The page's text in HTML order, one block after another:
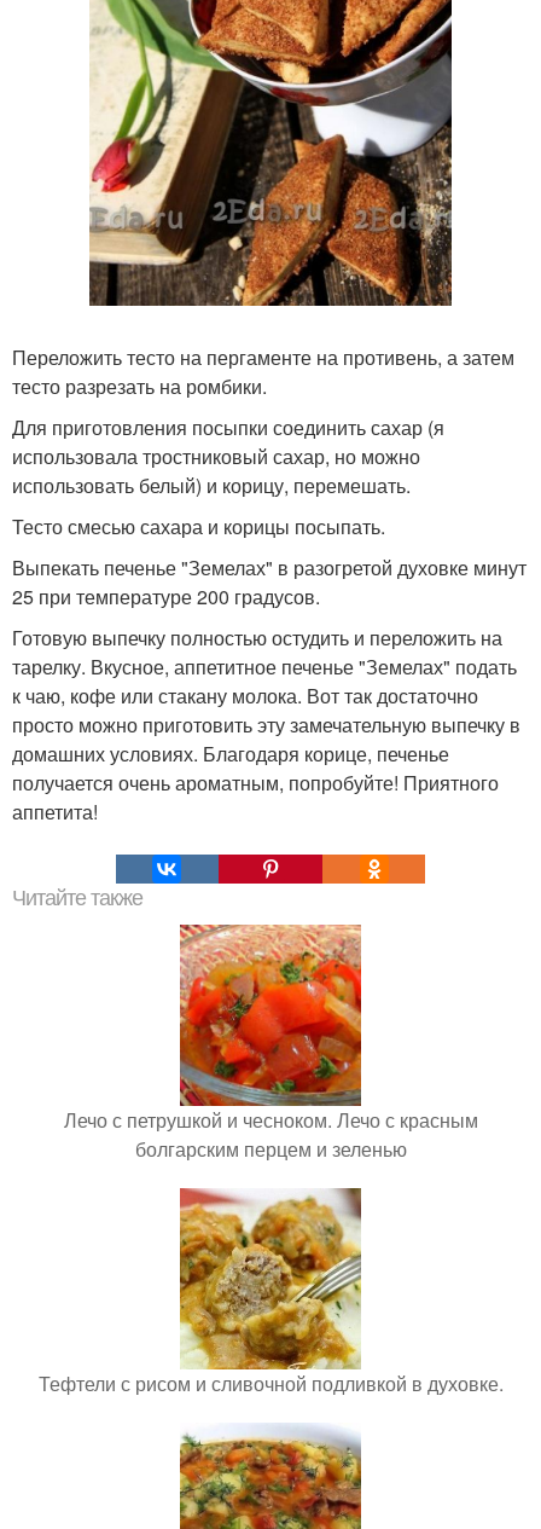
Переложить тесто на пергаменте на противень, а затем
тесто разрезать на ромбики.
Для приготовления посыпки соединить сахар (я
использовала тростниковый сахар, но можно
использовать белый) и корицу, перемешать.
Тесто смесью сахара и корицы посыпать.
Выпекать печенье "Земелах" в разогретой духовке минут
25 при температуре 200 градусов.
Готовую выпечку полностью остудить и переложить на
тарелку. Вкусное, аппетитное печенье "Земелах" подать
к чаю, кофе или стакану молока. Вот так достаточно
просто можно приготовить эту замечательную выпечку в
домашних условиях. Благодаря корице, печенье
получается очень ароматным, попробуйте! Приятного
аппетита!
Читайте также
Лечо с петрушкой и чесноком. Лечо с красным
болгарским перцем и зеленью
Тефтели с рисом и сливочной подливкой в духовке.